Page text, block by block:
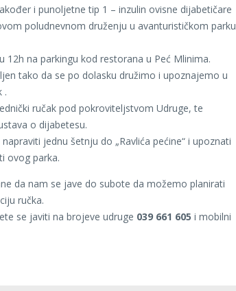
i punoljetne tip 1 – inzulin ovisne dijabetičare
poludnevnom druženju u avanturističkom parku
12h na parkingu kod restorana u Peć Mlinima.
tako da se po dolasku družimo i upoznajemo u
.
ručak pod pokroviteljstvom Udruge, te
o dijabetesu.
jednu šetnju do „Ravlića pećine“ i upoznati
ovog parka.
da nam se jave do subote da možemo planirati
ručka.
se javiti na brojeve udruge 039 661 605 i mobilni